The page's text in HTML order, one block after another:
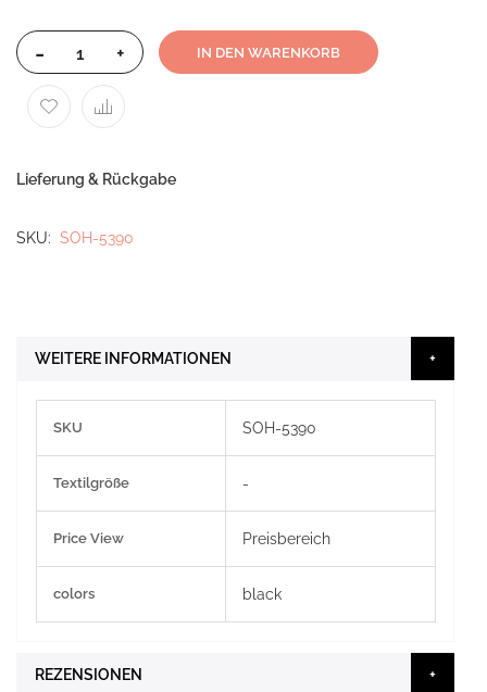
- + IN DEN WARENKORB
Lieferung & Rückgabe
SKU SOH-5390
WEITERE INFORMATIONEN
Informationen
SKU SOH-5390
Textilgröße -
Price View Preisbereich
colors black
REZENSIONEN